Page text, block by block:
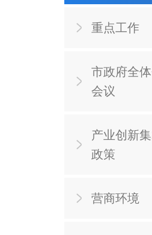
重点工作
市政府全
会议
产业创新
政策
营商环境